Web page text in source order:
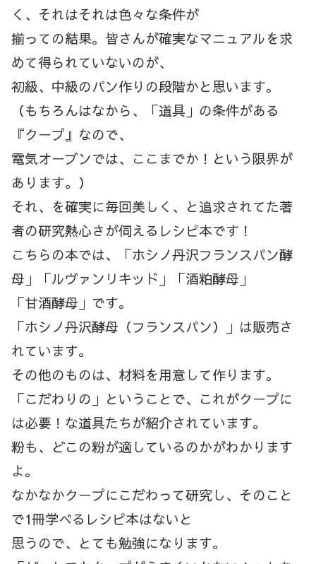
く、それはそれは色々な条件が
揃っての結果。皆さんが確実なマニュアルを求
めて得られていないのが、
初級、中級のパン作りの段階かと思います。
（もちろんはなから、「道具」の条件がある
『クープ』なので、
電気オーブンでは、ここまでか！という限界が
あります。）
それ、を確実に毎回美しく、と追求されてた著
者の研究熱心さが伺えるレシピ本です！
こちらの本では、「ホシノ丹沢フランスパン酵
母」「ルヴァンリキッド」「酒粕酵母」
「甘酒酵母」です。
「ホシノ丹沢酵母（フランスパン）」は販売さ
れています。
その他のものは、材料を用意して作ります。
「こだわりの」ということで、これがクープに
は必要！な道具たちが紹介されています。
粉も、どこの粉が適しているのかがわかります
よ。
なかなかクープにこだわって研究し、そのこと
で1冊学べるレシピ本はないと
思うので、とても勉強になります。